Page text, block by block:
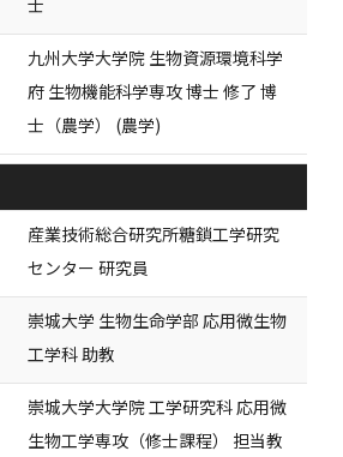
士
九州大学大学院 生物資源環境科学
府 生物機能科学専攻 博士 修了 博
士（農学） (農学)
産業技術総合研究所糖鎖工学研究
センター 研究員
崇城大学 生物生命学部 応用微生物
工学科 助教
崇城大学大学院 工学研究科 応用微
生物工学専攻（修士課程） 担当教